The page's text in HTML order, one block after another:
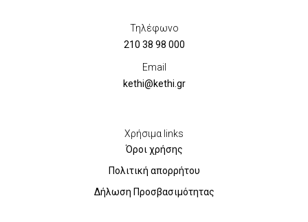
Τηλέφωνο
210 38 98 000
Email
kethi@kethi.gr
Χρήσιμα links
Όροι χρήσης
Πολιτική απορρήτου
Δήλωση Προσβασιμότητας